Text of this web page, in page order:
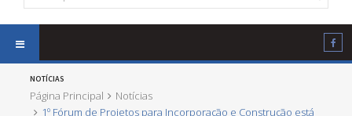
NOTÍCIAS
Página Principal
Notícias
1º Fórum de Projetos para Incorporação e Construção está